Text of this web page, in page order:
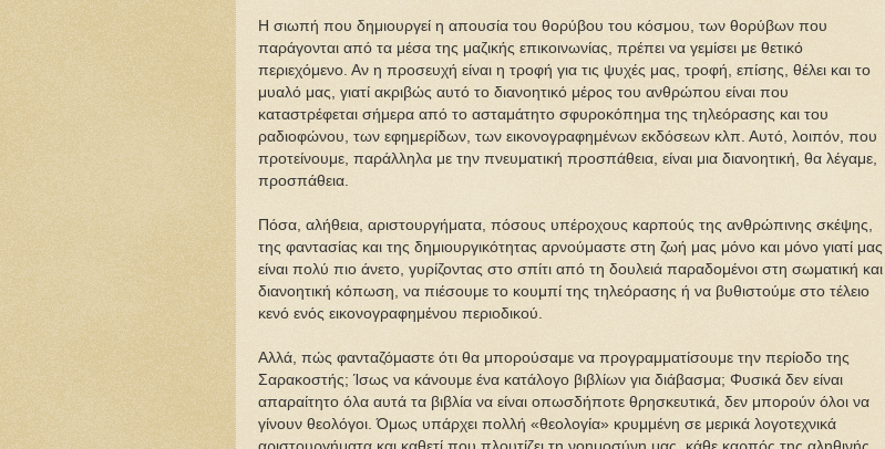
Η σιωπή που δημιουργεί η απουσία του θορύβου του κόσμου, των θορύβων που
παράγονται από τα μέσα της μαζικής επικοινωνίας, πρέπει να γεμίσει με θετικό
περιεχόμενο. Αν η προσευχή είναι η τροφή για τις ψυχές μας, τροφή, επίσης, θέλει και το
μυαλό μας, γιατί ακριβώς αυτό το διανοητικό μέρος του ανθρώπου είναι που
καταστρέφεται σήμερα από το ασταμάτητο σφυροκόπημα της τηλεόρασης και του
ραδιοφώνου, των εφημερίδων, των εικονογραφημένων εκδόσεων κλπ. Αυτό, λοιπόν, που
προτείνουμε, παράλληλα με την πνευματική προσπάθεια, είναι μια διανοητική, θα λέγαμε,
προσπάθεια.
Πόσα, αλήθεια, αριστουργήματα, πόσους υπέροχους καρπούς της ανθρώπινης σκέψης,
της φαντασίας και της δημιουργικότητας αρνούμαστε στη ζωή μας μόνο και μόνο γιατί μας
είναι πολύ πιο άνετο, γυρίζοντας στο σπίτι από τη δουλειά παραδομένοι στη σωματική και
διανοητική κόπωση, να πιέσουμε το κουμπί της τηλεόρασης ή να βυθιστούμε στο τέλειο
κενό ενός εικονογραφημένου περιοδικού.
Αλλά, πώς φανταζόμαστε ότι θα μπορούσαμε να προγραμματίσουμε την περίοδο της
Σαρακοστής; Ίσως να κάνουμε ένα κατάλογο βιβλίων για διάβασμα; Φυσικά δεν είναι
απαραίτητο όλα αυτά τα βιβλία να είναι οπωσδήποτε θρησκευτικά, δεν μπορούν όλοι να
γίνουν θεολόγοι. Όμως υπάρχει πολλή «θεολογία» κρυμμένη σε μερικά λογοτεχνικά